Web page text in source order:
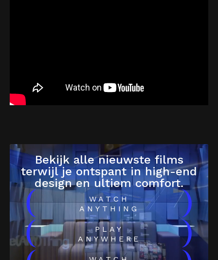
Bekijk alle nieuwste films
terwijl je ontspant in high-end
design en ultiem comfort.
(
WATCH
ANYTHING
)
(
PLAY
ANYWHERE
)